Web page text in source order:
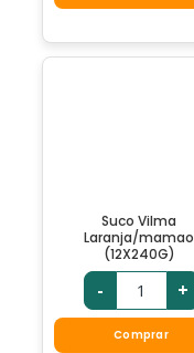
Suco Vilma
Laranja/mamao
(12X240G)
- +
Comprar